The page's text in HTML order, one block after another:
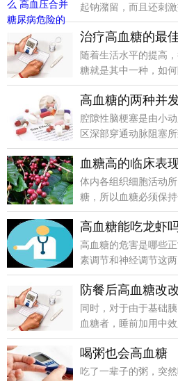
起钠潴留，而且还刺
收缩，外周阻
治疗高血糖的最
随着生活水平的提高
糖就是其中一种，如
药物，还
腔隙性脑梗塞是由小
区深部穿通动脉阻塞
月后，液化
血糖高的临床表
体内各组织细胞活动
糖，所以血糖必须保
器官和组织的需
高血糖能吃龙虾
高血糖的危害是哪些
素调节和神经调节这
与去路保持平
防餐后高血糖改
同时，对于由于基础
血糖者，睡前加用中
糖，进而使早
喝粥也会高血糖
吃了一辈子的粥，突